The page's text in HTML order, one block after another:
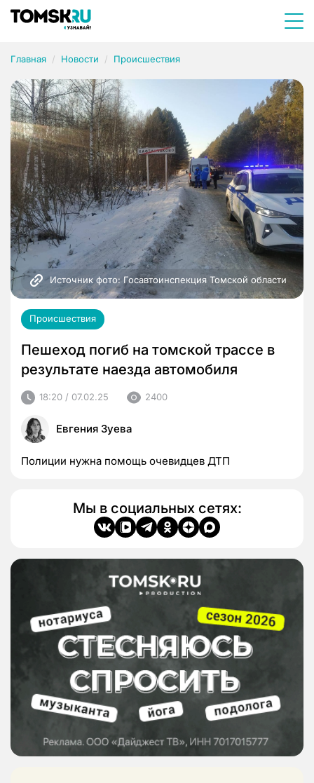
Главная Новости Происшествия
Источник фото: Госавтоинспекция Томской области
Происшествия
Пешеход погиб на томской трассе в
результате наезда автомобиля
18:20 / 07.02.25 2400
Евгения Зуева
Полиции нужна помощь очевидцев ДТП
Мы в социальных сетях: